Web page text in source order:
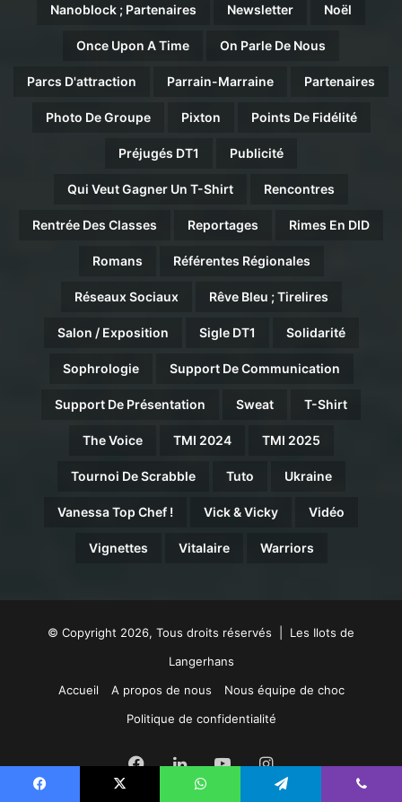
Nanoblock ; Partenaires Newsletter Noël
Once Upon A Time On Parle De Nous
Parcs D'attraction Parrain-Marraine Partenaires
Photo De Groupe Pixton Points De Fidélité
Préjugés DT1 Publicité
Qui Veut Gagner Un T-Shirt Rencontres
Rentrée Des Classes Reportages Rimes En DID
Romans Référentes Régionales
Réseaux Sociaux Rêve Bleu ; Tirelires
Salon / Exposition Sigle DT1 Solidarité
Sophrologie Support De Communication
Support De Présentation Sweat T-Shirt
The Voice TMI 2024 TMI 2025
Tournoi De Scrabble Tuto Ukraine
Vanessa Top Chef ! Vick & Vicky Vidéo
Vignettes Vitalaire Warriors
© Copyright 2026, Tous droits réservés | Les Ilots de
Langerhans
Accueil
A propos de nous
Nous équipe de choc
Politique de confidentialité
FacebookLinkedinYouTubeInstagram